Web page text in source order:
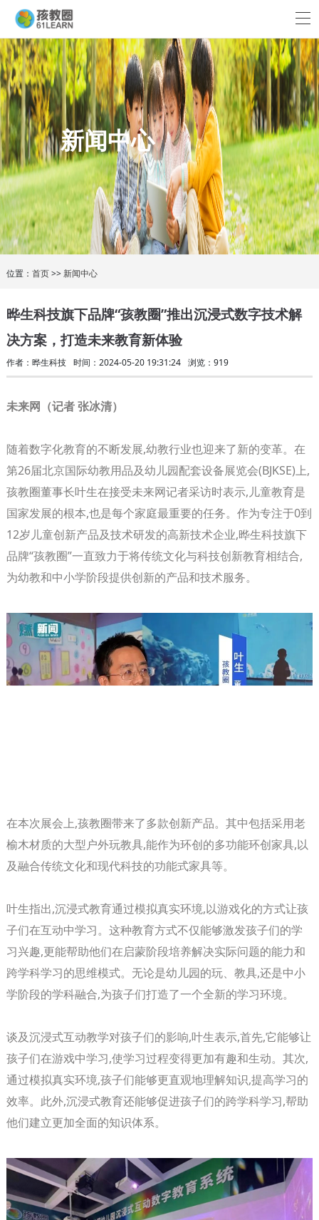
新闻中心
位置： 首页>> 新闻中心
晔生科技旗下品牌“孩教圈”推出沉浸式数字技术解
决方案，打造未来教育新体验
作者：晔生科技 时间：2024-05-20 19:31:24 浏览：919
未来网（记者 张冰清）
随着数字化教育的不断发展,幼教行业也迎来了新的变革。在
第26届北京国际幼教用品及幼儿园配套设备展览会(BJKSE)上,
孩教圈董事长叶生在接受未来网记者采访时表示,儿童教育是
国家发展的根本,也是每个家庭最重要的任务。作为专注于0到
12岁儿童创新产品及技术研发的高新技术企业,晔生科技旗下
品牌“孩教圈”一直致力于将传统文化与科技创新教育相结合,
为幼教和中小学阶段提供创新的产品和技术服务。
在本次展会上,孩教圈带来了多款创新产品。其中包括采用老
榆木材质的大型户外玩教具,能作为环创的多功能环创家具,以
及融合传统文化和现代科技的功能式家具等。
叶生指出,沉浸式教育通过模拟真实环境,以游戏化的方式让孩
子们在互动中学习。这种教育方式不仅能够激发孩子们的学
习兴趣,更能帮助他们在启蒙阶段培养解决实际问题的能力和
跨学科学习的思维模式。无论是幼儿园的玩、教具,还是中小
学阶段的学科融合,为孩子们打造了一个全新的学习环境。
谈及沉浸式互动教学对孩子们的影响,叶生表示,首先,它能够让
孩子们在游戏中学习,使学习过程变得更加有趣和生动。其次,
通过模拟真实环境,孩子们能够更直观地理解知识,提高学习的
效率。此外,沉浸式教育还能够促进孩子们的跨学科学习,帮助
他们建立更加全面的知识体系。